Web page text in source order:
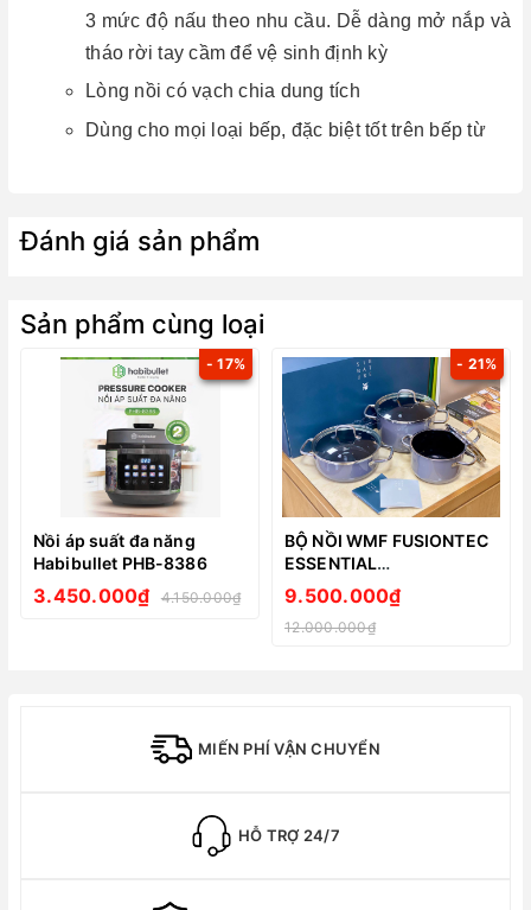
3 mức độ nấu theo nhu cầu. Dễ dàng mở nắp và
tháo rời tay cầm để vệ sinh định kỳ
Lòng nồi có vạch chia dung tích
Dùng cho mọi loại bếp, đặc biệt tốt trên bếp từ
Đánh giá sản phẩm
Sản phẩm cùng loại
- 17%
Nồi áp suất đa năng
Habibullet PHB-8386
3.450.000₫ 4.150.000₫
- 21%
BỘ NỒI WMF FUSIONTEC
ESSENTIAL
KOCHGESCHIRR SET 3
TEILIG - MÀU XÁM - 𝑴𝒂𝒅𝒆
𝒊𝒏 𝑮𝒆𝒓𝒎𝒂𝒏𝒚
9.500.000₫
12.000.000₫
MIẾN PHÍ VẬN CHUYỂN
HỖ TRỢ 24/7